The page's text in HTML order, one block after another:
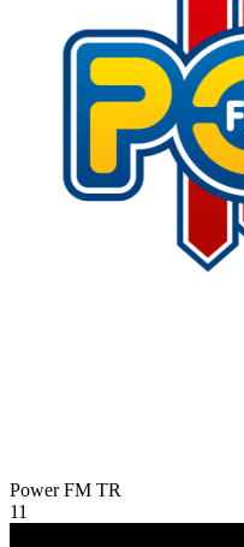
Power FM TR
11